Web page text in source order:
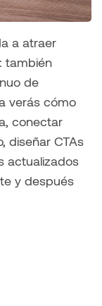
a atraer
también
de
verás cómo
conectar
diseñar CTAs
actualizados
y después